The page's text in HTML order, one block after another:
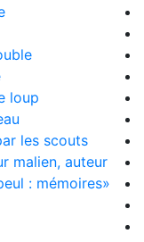
loup
les scouts
malien, auteur
: mémoires»